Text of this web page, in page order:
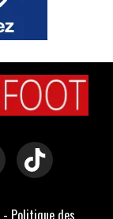
- Politique des